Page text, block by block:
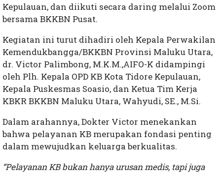
Kepulauan, dan diikuti secara daring melalui Zoom
bersama BKKBN Pusat.
Kegiatan ini turut dihadiri oleh Kepala Perwakilan
Kemendukbangga/BKKBN Provinsi Maluku Utara,
dr. Victor Palimbong, M.K.M.,AIFO-K didampingi
oleh Plh. Kepala OPD KB Kota Tidore Kepulauan,
Kepala Puskesmas Soasio, dan Ketua Tim Kerja
KBKR BKKBN Maluku Utara, Wahyudi, SE., M.Si.
Dalam arahannya, Dokter Victor menekankan
bahwa pelayanan KB merupakan fondasi penting
dalam mewujudkan keluarga berkualitas.
“Pelayanan KB bukan hanya urusan medis, tapi juga